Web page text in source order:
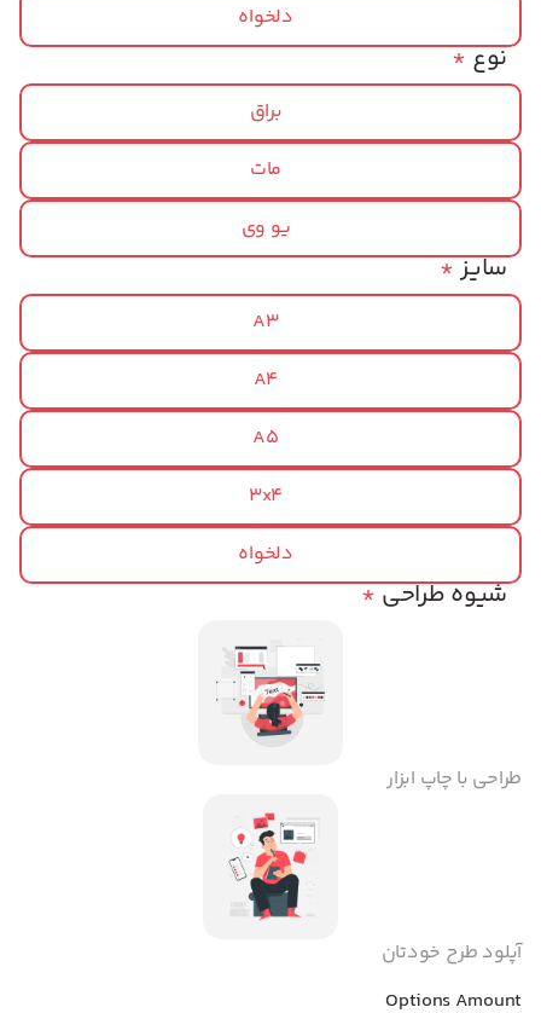
دلخواه
*نوع
براق
مات
یو وی
*سایز
A3
A4
A5
3x4
دلخواه
*شیوه طراحی
طراحی با چاپ ابزار
آپلود طرح خودتان
Options Amount